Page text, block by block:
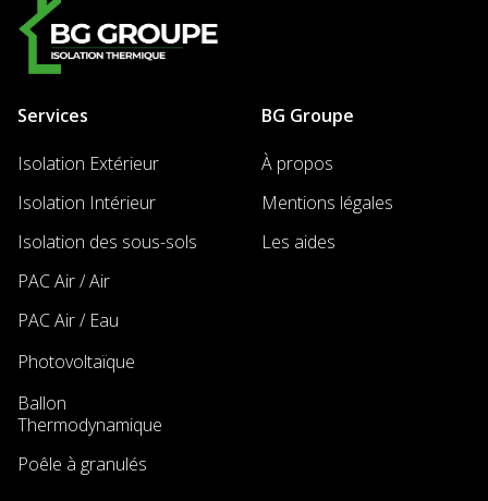
Services
Isolation Extérieur
Isolation Intérieur
Isolation des sous-sols
PAC Air / Air
PAC Air / Eau
Photovoltaïque
Ballon
Thermodynamique
Poêle à granulés
BG Groupe
À propos
Mentions légales
Les aides